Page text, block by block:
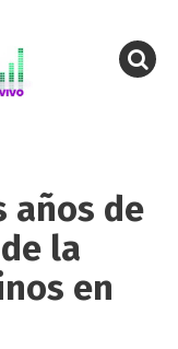
años de
la
en